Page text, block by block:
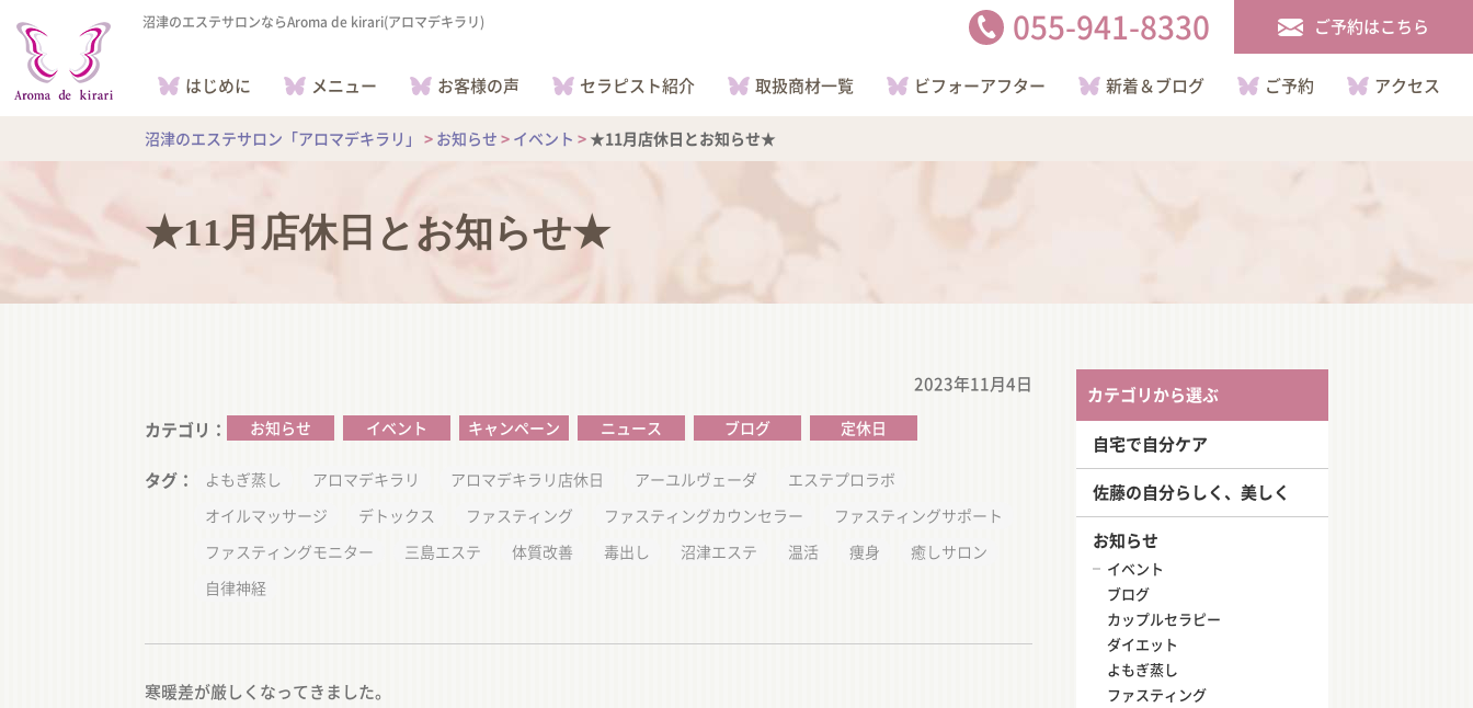
沼津のエステサロンならAroma de kirari(アロマデキラリ) 055-941-8330 ご予約はこちら
はじめに メニュー お客様の声 セラピスト紹介 取扱商材一覧 ビフォーアフター 新着＆ブログ ご予約 アクセス
沼津のエステサロン「アロマデキラリ」 > お知らせ > イベント > ★11月店休日とお知らせ★
★11月店休日とお知らせ★
2023年11月4日
カテゴリ
お知らせ イベント キャンペーン ニュース ブログ 定休日
タグ よもぎ蒸し アロマデキラリ アロマデキラリ店休日 アーユルヴェーダ
エステプロラボ
オイルマッサージ
デトックス ファスティング ファスティングカウンセラー
ファスティングサポート
ファスティングモニター
三島エステ 体質改善 毒出し 沼津エステ 温活 痩身
癒しサロン
自律神経
寒暖差が厳しくなってきました。
カテゴリから選ぶ
自宅で自分ケア
佐藤の自分らしく、美しく
お知らせ
イベント
ブログ
カップルセラピー
ダイエット
よもぎ蒸し
ファスティング